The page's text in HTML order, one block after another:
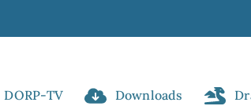
DORP-TV Downloads